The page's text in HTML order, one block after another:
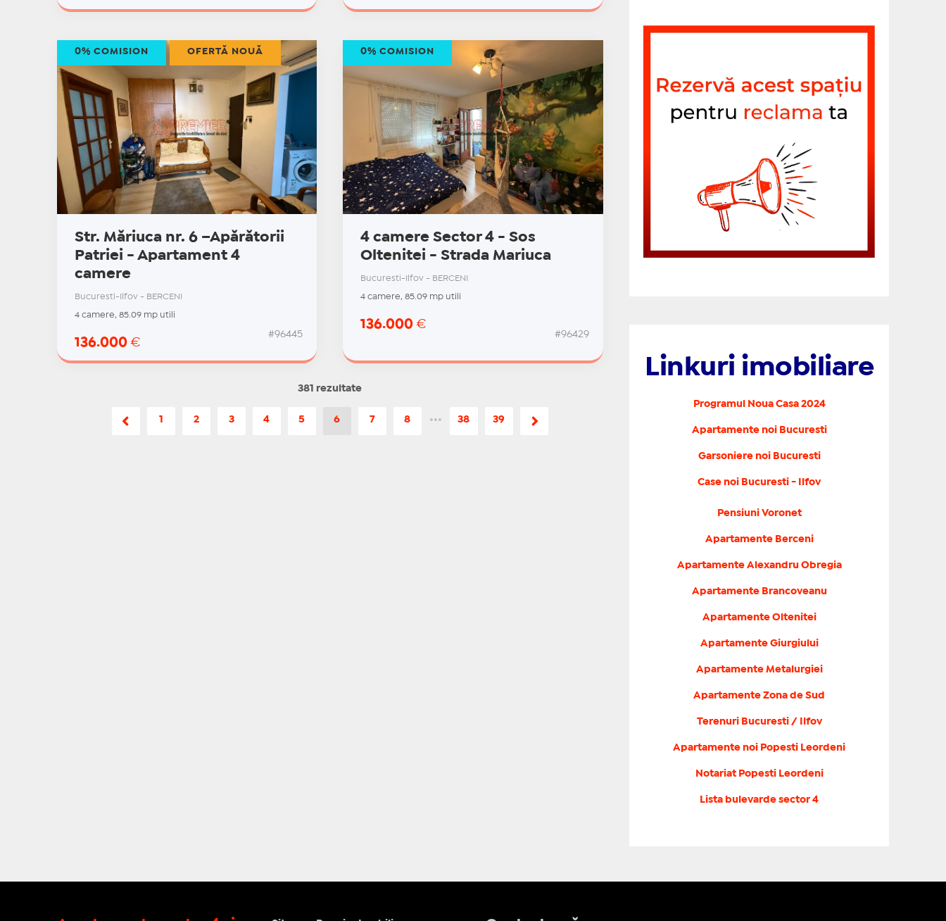
Str. Măriuca nr. 6 –Apărătorii
Patriei - Apartament 4
camere
Bucuresti-Ilfov - BERCENI
4 camere, 85.09 mp utili
136.000 €
#96445
0% COMISION OFERTĂ NOUĂ
4 camere Sector 4 - Sos
Oltenitei - Strada Mariuca
Bucuresti-Ilfov - BERCENI
4 camere, 85.09 mp utili
136.000€
#96429
0% COMISION
381 rezultate
1 2 3 4 5 6 7 8 ••• 38 39
Linkuri imobiliare
Programul Noua Casa 2024
Apartamente noi Bucuresti
Garsoniere noi Bucuresti
Case noi Bucuresti - Ilfov
Pensiuni Voronet
Apartamente Berceni
Apartamente Alexandru Obregia
Apartamente Brancoveanu
Apartamente Oltenitei
Apartamente Giurgiului
Apartamente Metalurgiei
Apartamente Zona de Sud
Terenuri Bucuresti / Ilfov
Apartamente noi Popesti Leordeni
Notariat Popesti Leordeni
Lista bulevarde sector 4